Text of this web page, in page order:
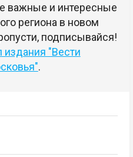
важные и интересные
региона в новом
подписывайся!
издания "Вести
.